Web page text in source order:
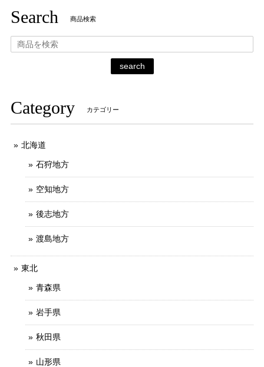
Search 商品検索
search
Category カテゴリー
北海道
石狩地方
空知地方
後志地方
渡島地方
東北
青森県
岩手県
秋田県
山形県